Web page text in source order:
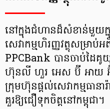
នៅក្នុងជំហានដ៏សំខាន់មួ
សេវាកម្មហិរញ្ញវត្ថុសម្រាប់
PPCBank បានចាប់ដៃគូយុ
ហ៊ុនលី ហួរ អេស ប៊ី អាយ អ៊ិ
ក្រុមហ៊ុនផ្តល់សេវាកម្មធាន
គួរឱ្យជឿទុកចិត្តនៅកម្ពុជា។